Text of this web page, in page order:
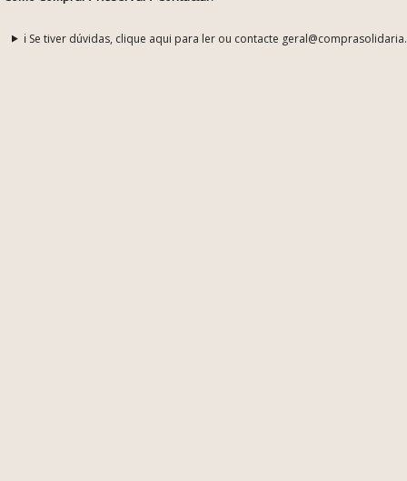
ℹ️ Se tiver dúvidas, clique aqui para ler ou contacte